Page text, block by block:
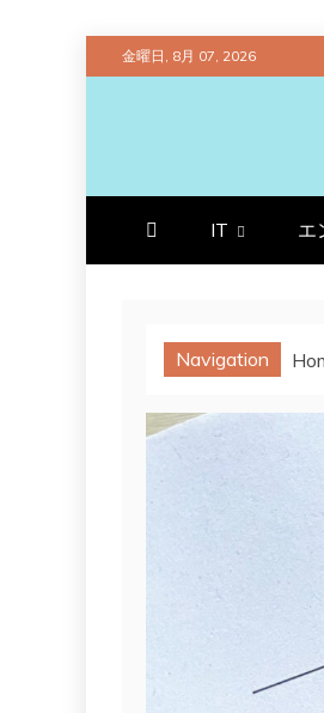
to
金曜日, 8月 07, 2026
IT エ
Navigation